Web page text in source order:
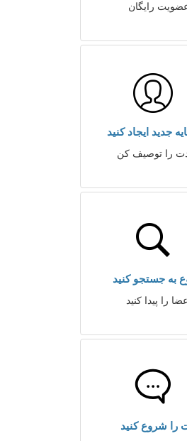
رایگان
جدید ایجاد کنید
را توصیف کن
به جستجو کنید
را پیدا کنید
را شروع کنید